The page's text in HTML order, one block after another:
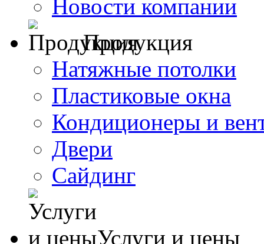
Новости компании
Продукция
Натяжные потолки
Пластиковые окна
Кондиционеры и
Двери
Сайдинг
Услуги и цены